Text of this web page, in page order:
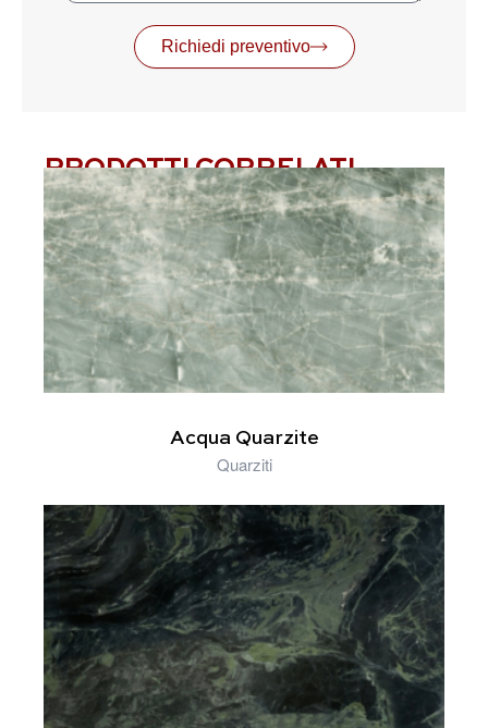
Richiedi preventivo
PRODOTTI CORRELATI
Acqua Quarzite
Quarziti